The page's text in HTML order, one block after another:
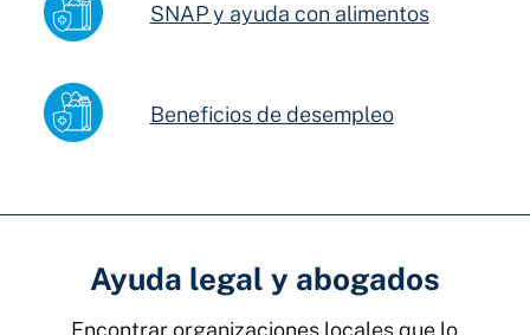
SNAP y ayuda con alimentos
Beneficios de desempleo
Ayuda legal y abogados
Encontrar organizaciones locales que lo